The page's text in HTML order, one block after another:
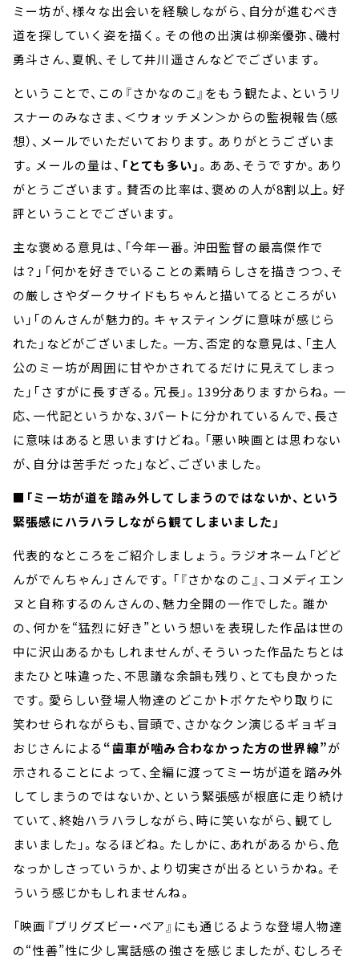
ミー坊が、様々な出会いを経験しながら、自分が進むべき
道を探していく姿を描く。その他の出演は柳楽優弥、磯村
勇斗さん、夏帆、そして井川遥さんなどでございます。
ということで、この『さかなのこ』をもう観たよ、というリ
スナーのみなさま、＜ウォッチメン＞からの監視報告（感
想）、メールでいただいております。ありがとうございま
す。メールの量は、 「とても多い」。ああ、そうですか。あり
がとうございます。賛否の比率は、褒めの人が8割以上。好
評ということでございます。
主な褒める意見は、「今年一番。沖田監督の最高傑作で
は？」「何かを好きでいることの素晴らしさを描きつつ、そ
の厳しさやダークサイドもちゃんと描いてるところがい
い」「のんさんが魅力的。キャスティングに意味が感じら
れた」などがございました。一方、否定的な意見は、「主人
公のミー坊が周囲に甘やかされてるだけに見えてしまっ
た」「さすがに長すぎる。冗長」。139分ありますからね。一
応、一代記というかな、3パートに分かれているんで、長さ
に意味はあると思いますけどね。「悪い映画とは思わない
が、自分は苦手だった」など、ございました。
■「ミー坊が道を踏み外してしまうのではないか、という
緊張感にハラハラしながら観てしまいました」
代表的なところをご紹介しましょう。ラジオネーム「どど
んがでんちゃん」さんです。「『さかなのこ』、コメディエン
ヌと自称するのんさんの、魅力全開の一作でした。誰か
の、何かを“猛烈に好き”という想いを表現した作品は世の
中に沢山あるかもしれませんが、そういった作品たちとは
またひと味違った、不思議な余韻も残り、とても良かった
です。愛らしい登場人物達のどこかトボケたやり取りに
笑わせられながらも、冒頭で、さかなクン演じるギョギョ
おじさんによる“歯車が噛み合わなかった方の世界線”が
示されることによって、全編に渡ってミー坊が道を踏み外
してしまうのではないか、という緊張感が根底に走り続け
ていて、終始ハラハラしながら、時に笑いながら、観てし
まいました」。なるほどね。たしかに、あれがあるから、危
なっかしさっていうか、より切実さが出るというかね。そ
ういう感じかもしれませんね。
「映画『ブリグズビー・ベア』にも通じるような登場人物達
の“性善”性に少し寓話感の強さを感じましたが、むしろそ